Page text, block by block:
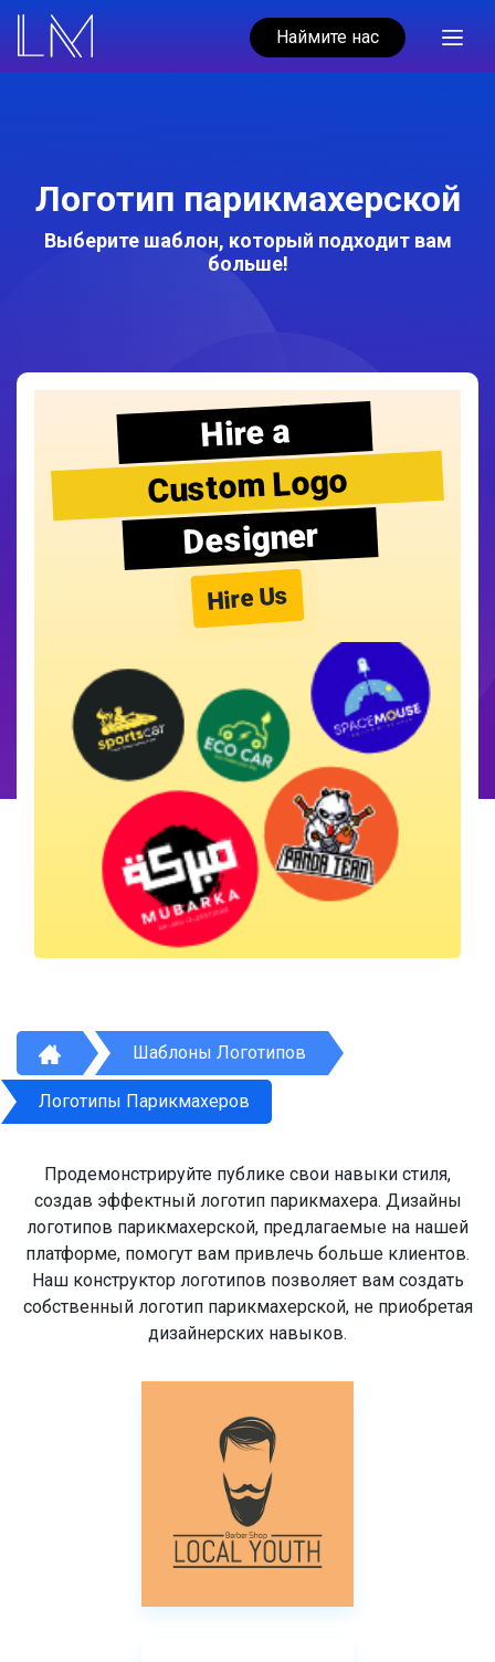
Наймите нас
Логотип парикмахерской
Выберите шаблон, который подходит вам
больше!
Hire a
Custom Logo
Designer
Hire Us
Шаблоны Логотипов
Логотипы Парикмахеров
Продемонстрируйте публике свои навыки стиля,
создав эффектный логотип парикмахера. Дизайны
логотипов парикмахерской, предлагаемые на нашей
платформе, помогут вам привлечь больше клиентов.
Наш конструктор логотипов позволяет вам создать
собственный логотип парикмахерской, не приобретая
дизайнерских навыков.